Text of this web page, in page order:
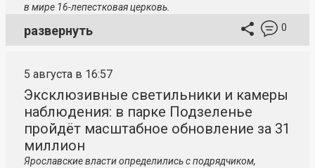
в мире 16-лепестковая церковь.
развернуть 0
5 августа в 16:57
Эксклюзивные светильники и камеры
наблюдения: в парке Подзеленье
пройдёт масштабное обновление за 31
миллион
Ярославские власти определились с подрядчиком,